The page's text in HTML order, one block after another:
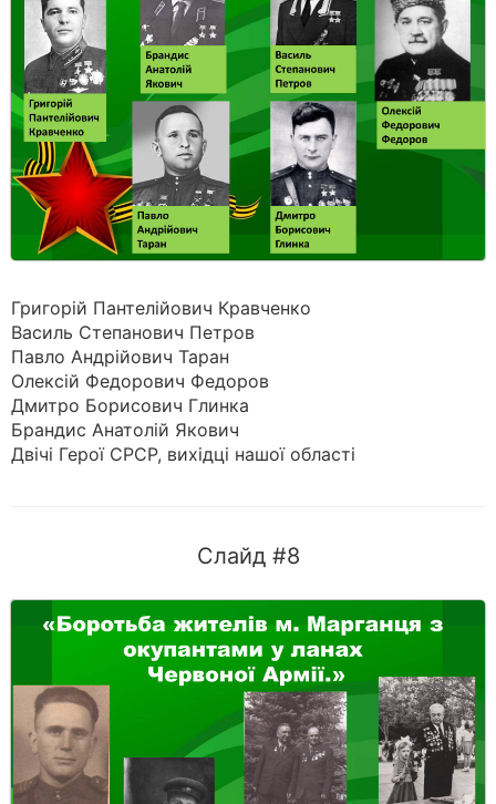
Григорій Пантелійович Кравченко
Василь Степанович Петров
Павло Андрійович Таран
Олексій Федорович Федоров
Дмитро Борисович Глинка
Брандис Анатолій Якович
Двічі Герої СРСР, вихідці нашої області
Слайд #8